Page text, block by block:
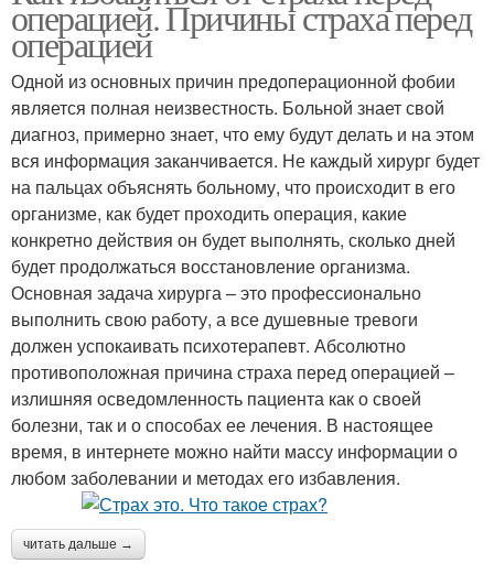
операцией. Причины страха перед
операцией
Одной из основных причин предоперационной фобии
является полная неизвестность. Больной знает свой
диагноз, примерно знает, что ему будут делать и на этом
вся информация заканчивается. Не каждый хирург будет
на пальцах объяснять больному, что происходит в его
организме, как будет проходить операция, какие
конкретно действия он будет выполнять, сколько дней
будет продолжаться восстановление организма.
Основная задача хирурга – это профессионально
выполнить свою работу, а все душевные тревоги
должен успокаивать психотерапевт. Абсолютно
противоположная причина страха перед операцией –
излишняя осведомленность пациента как о своей
болезни, так и о способах ее лечения. В настоящее
время, в интернете можно найти массу информации о
любом заболевании и методах его избавления.
читать дальше →